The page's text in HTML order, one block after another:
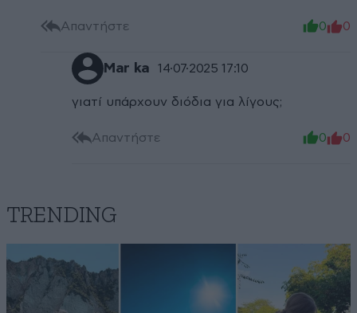
Απαντήστε 0 0
Mar ka 14·07·2025 17:10
γιατί υπάρχουν διόδια για λίγους;
Απαντήστε 0 0
TRENDING